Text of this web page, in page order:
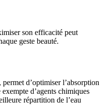
son efficacité peut
geste beauté.
d’optimiser l’absorption
d’agents chimiques
répartition de l’eau